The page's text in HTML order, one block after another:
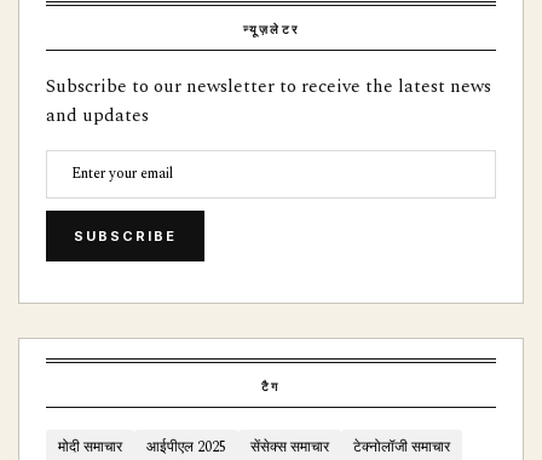
न्यूज़लेटर
Subscribe to our newsletter to receive the latest news
and updates
SUBSCRIBE
टैग
मोदी समाचार आईपीएल 2025 सेंसेक्स समाचार
टेक्नोलॉजी समाचार